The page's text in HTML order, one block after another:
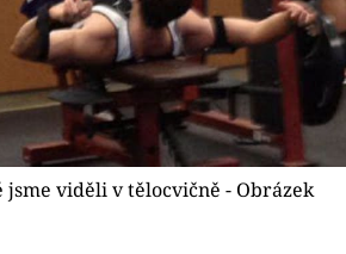
jsme viděli v tělocvičně - Obrázek